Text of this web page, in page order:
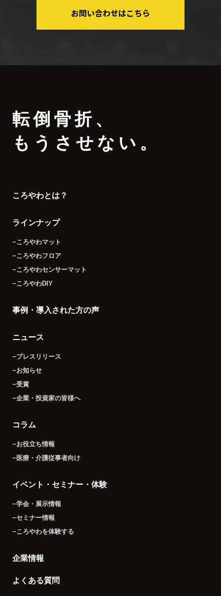
お問い合わせはこちら
転倒骨折 、
もうさせない。
ころやわとは？
ラインナップ
−ころやわマット
−ころやわフロア
−ころやわセンサーマット
−ころやわDIY
事例・導入された方の声
ニュース
−プレスリリース
−お知らせ
−受賞
−企業・投資家の皆様へ
コラム
−お役立ち情報
−医療・介護従事者向け
イベント・セミナー・体験
−学会・展示情報
−セミナー情報
−ころやわを体験する
企業情報
よくある質問